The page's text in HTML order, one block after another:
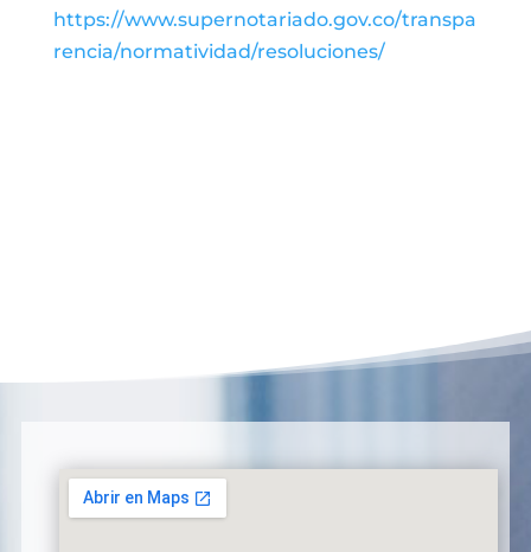
https://www.supernotariado.gov.co/transpa
rencia/normatividad/resoluciones/